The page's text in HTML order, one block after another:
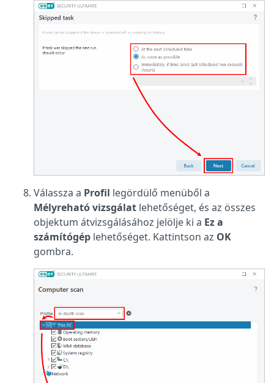
Válassza a Profil legördülő menüből a
Mélyreható vizsgálat lehetőséget, és az összes
objektum átvizsgálásához jelölje ki a Ez a
számítógép lehetőséget. Kattintson az OK
gombra.